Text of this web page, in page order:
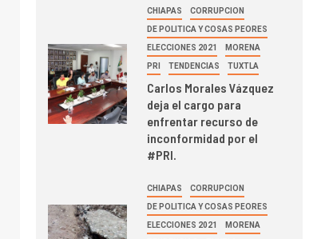
CHIAPAS CORRUPCION
DE POLITICA Y COSAS PEORES
ELECCIONES 2021 MORENA
PRI TENDENCIAS TUXTLA
Carlos Morales Vázquez
deja el cargo para
enfrentar recurso de
inconformidad por el
#PRI.
CHIAPAS CORRUPCION
DE POLITICA Y COSAS PEORES
ELECCIONES 2021 MORENA